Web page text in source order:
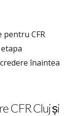
CFR
înaintea
CFR Cluj și